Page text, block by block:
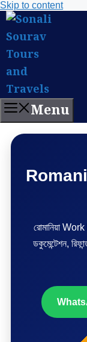
Skip to content
Menu
রোমানিয়া
ডকুমেন্টেশন,